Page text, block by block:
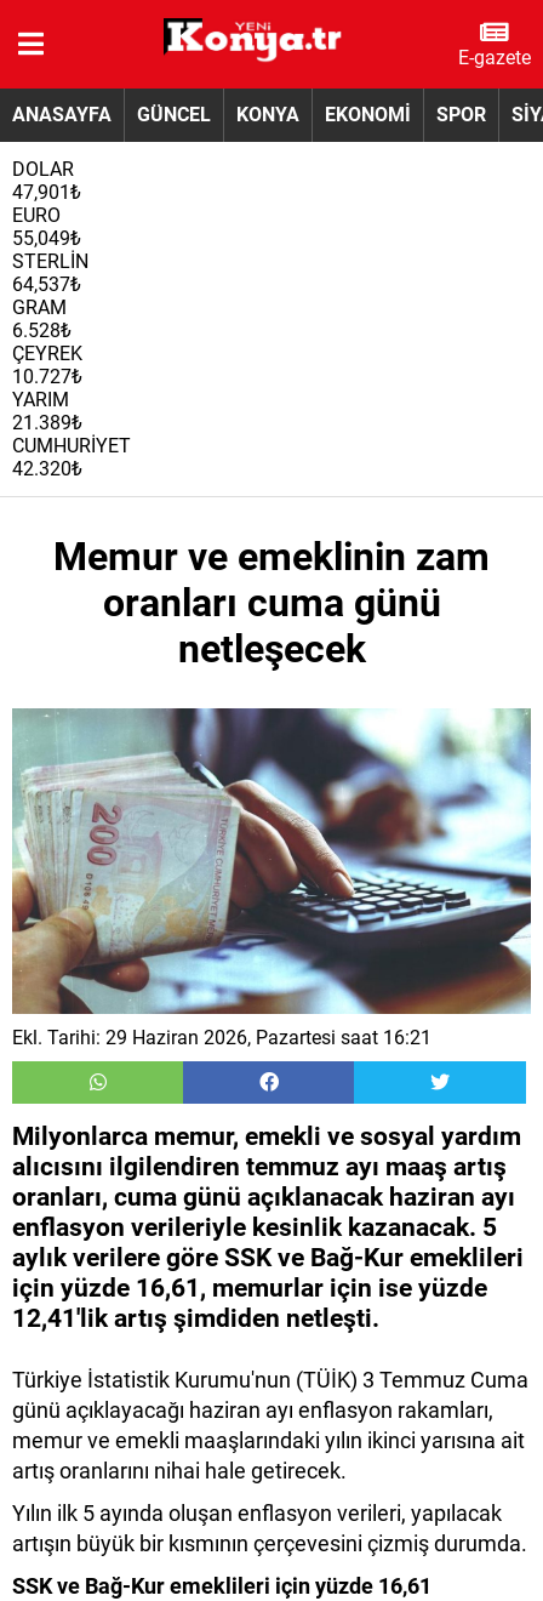
E-gazete
ANASAYFA GÜNCEL KONYA EKONOMİ SPOR
DOLAR
47,901₺
EURO
55,049₺
STERLİN
64,537₺
GRAM
6.528₺
ÇEYREK
10.727₺
YARIM
21.389₺
CUMHURİYET
42.320₺
Memur ve emeklinin zam
oranları cuma günü
netleşecek
Ekl. Tarihi: 29 Haziran 2026, Pazartesi saat 16:21
Milyonlarca memur, emekli ve sosyal yardım
alıcısını ilgilendiren temmuz ayı maaş artış
oranları, cuma günü açıklanacak haziran ayı
enflasyon verileriyle kesinlik kazanacak. 5
aylık verilere göre SSK ve Bağ-Kur emeklileri
için yüzde 16,61, memurlar için ise yüzde
12,41'lik artış şimdiden netleşti.
Türkiye İstatistik Kurumu'nun (TÜİK) 3 Temmuz Cuma
günü açıklayacağı haziran ayı enflasyon rakamları,
memur ve emekli maaşlarındaki yılın ikinci yarısına ait
artış oranlarını nihai hale getirecek.
Yılın ilk 5 ayında oluşan enflasyon verileri, yapılacak
artışın büyük bir kısmının çerçevesini çizmiş durumda.
SSK ve Bağ-Kur emeklileri için yüzde 16,61